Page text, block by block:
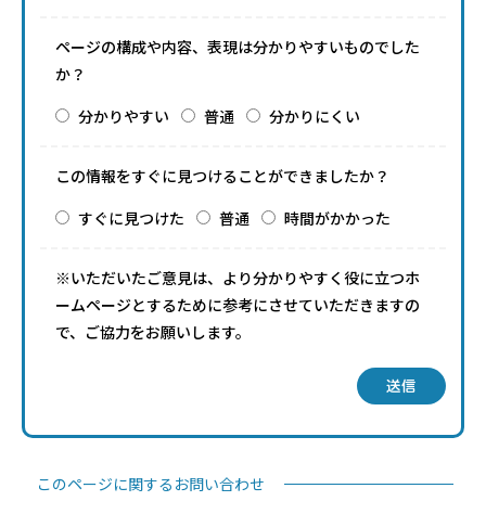
ページの構成や内容、表現は分かりやすいものでした
か？
分かりやすい
普通 分かりにくい
この情報をすぐに見つけることができましたか？
すぐに見つけた
普通 時間がかかった
※いただいたご意見は、より分かりやすく役に立つホ
ームページとするために参考にさせていただきますの
で、ご協力をお願いします。
送信
このページに関するお問い合わせ